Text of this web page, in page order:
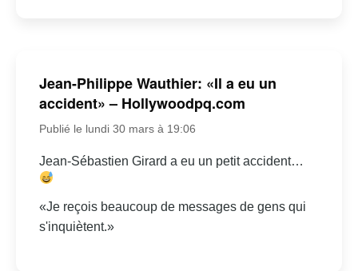
Jean-Philippe Wauthier: «Il a eu un
accident» – Hollywoodpq.com
Publié le lundi 30 mars à 19:06
Jean-Sébastien Girard a eu un petit accident…
«Je reçois beaucoup de messages de gens qui
s'inquiètent.»